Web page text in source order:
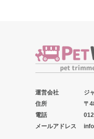
運営会社
ジ
住所
〒
電話
メールアドレス